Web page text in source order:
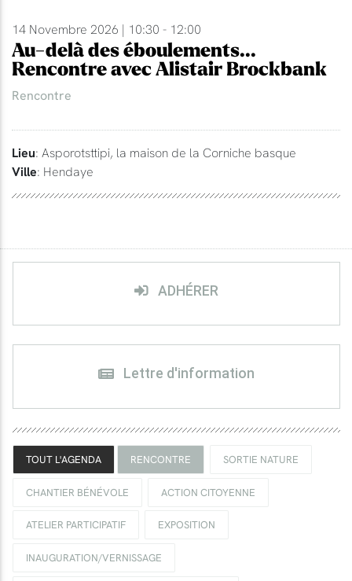
14 Novembre 2026 | 10:30 - 12:00
Au-delà des éboulements...
Rencontre avec Alistair Brockbank
Rencontre
Lieu: Asporotsttipi, la maison de la Corniche basque
Ville: Hendaye
ADHÉRER
Lettre d'information
TOUT L'AGENDA RENCONTRE SORTIE NATURE
CHANTIER BÉNÉVOLE ACTION CITOYENNE
ATELIER PARTICIPATIF EXPOSITION
INAUGURATION/VERNISSAGE